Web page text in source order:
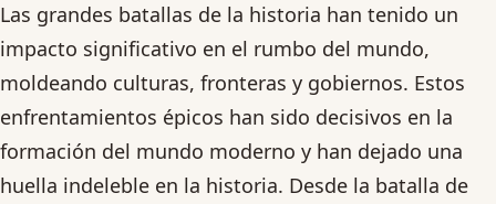
Las grandes batallas de la historia han tenido un
impacto significativo en el rumbo del mundo,
moldeando culturas, fronteras y gobiernos. Estos
enfrentamientos épicos han sido decisivos en la
formación del mundo moderno y han dejado una
huella indeleble en la historia. Desde la batalla de